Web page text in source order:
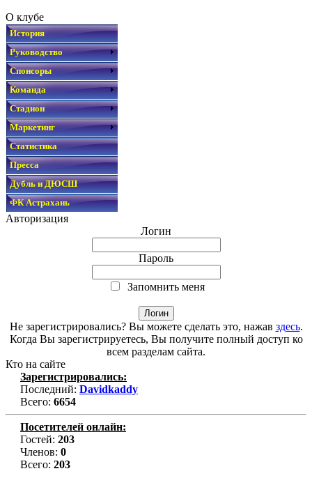
О клубе
История
Руководство
Спонсоры
Команда
Стадион
Маркетинг
Статистика
Пресса
Дубль и ДЮСШ
ФК Астрахань
Авторизация
Логин
Пароль
Запомнить меня
Не зарегистрировались? Вы можете сделать это, нажав здесь.
Когда Вы зарегистрируетесь, Вы получите полный доступ ко
всем разделам сайта.
Кто на сайте
Зарегистрировались:
Последний: Davidkaddy
Всего: 6654
Посетителей онлайн:
Гостей: 203
Членов: 0
Всего: 203